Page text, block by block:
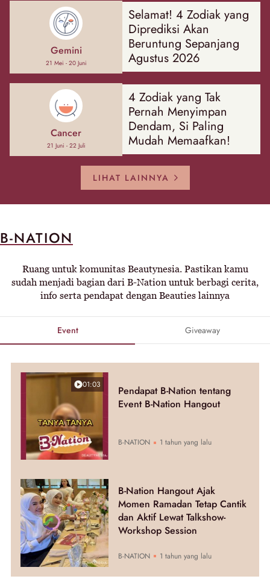
Gemini
21 Mei - 20 Juni
Selamat! 4 Zodiak yang
Diprediksi Akan
Beruntung Sepanjang
Agustus 2026
Cancer
21 Juni - 22 Juli
4 Zodiak yang Tak
Pernah Menyimpan
Dendam, Si Paling
Mudah Memaafkan!
LIHAT LAINNYA
B-NATION
Ruang untuk komunitas Beautynesia. Pastikan kamu
sudah menjadi bagian dari B-Nation untuk berbagi cerita,
info serta pendapat dengan Beauties lainnya
Event Giveaway
01:03
Pendapat B-Nation tentang
Event B-Nation Hangout
B-NATION 1 tahun yang lalu
B-Nation Hangout Ajak
Momen Ramadan Tetap Cantik
dan Aktif Lewat Talkshow-
Workshop Session
B-NATION 1 tahun yang lalu